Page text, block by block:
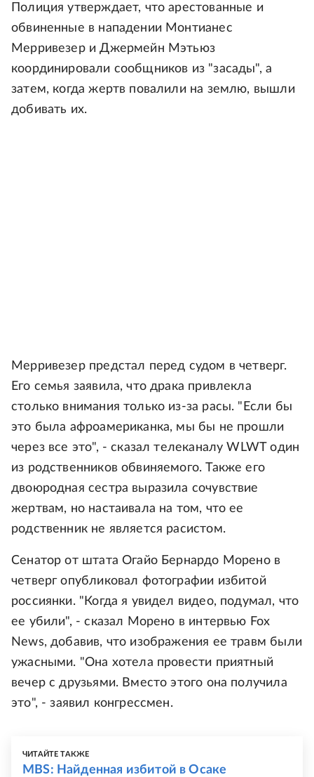
Полиция утверждает, что арестованные и
обвиненные в нападении Монтианес
Мерривезер и Джермейн Мэтьюз
координировали сообщников из "засады", а
затем, когда жертв повалили на землю, вышли
добивать их.
Мерривезер предстал перед судом в четверг.
Его семья заявила, что драка привлекла
столько внимания только из-за расы. "Если бы
это была афроамериканка, мы бы не прошли
через все это", - сказал телеканалу WLWT один
из родственников обвиняемого. Также его
двоюродная сестра выразила сочувствие
жертвам, но настаивала на том, что ее
родственник не является расистом.
Сенатор от штата Огайо Бернардо Морено в
четверг опубликовал фотографии избитой
россиянки. "Когда я увидел видео, подумал, что
ее убили", - сказал Морено в интервью Fox
News, добавив, что изображения ее травм были
ужасными. "Она хотела провести приятный
вечер с друзьями. Вместо этого она получила
это", - заявил конгрессмен.
ЧИТАЙТЕ ТАКЖЕ
MBS: Найденная избитой в Осаке